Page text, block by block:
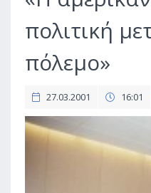
πολιτική
πόλεμο»
27.03.2001 16:01